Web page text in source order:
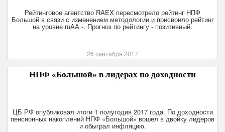
Рейтинговое агентство RAEX пересмотрело рейтинг НПФ
Большой в связи с изменением методологии и присвоило рейтинг
на уровне ruAА -. Прогноз по рейтингу - позитивный.
26 сентября 2017
НПФ «Большой» в лидерах по доходности
ЦБ РФ опубликовал итоги 1 полугодия 2017 года. По доходности
пенсионных накоплений НПФ «Большой» вошел в двойку лидеров
и обыграл инфляцию.